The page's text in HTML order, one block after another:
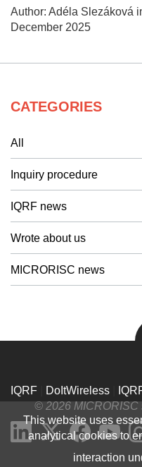
Author: Adéla Slezáková
December 2025
CATEGORIES
All
Inquiry procedure
IQRF news
Wrote about us
MICRORISC news
IQRF DoItWireless
© 2026 MICRORISC
This website uses
analytical cookies to
interaction